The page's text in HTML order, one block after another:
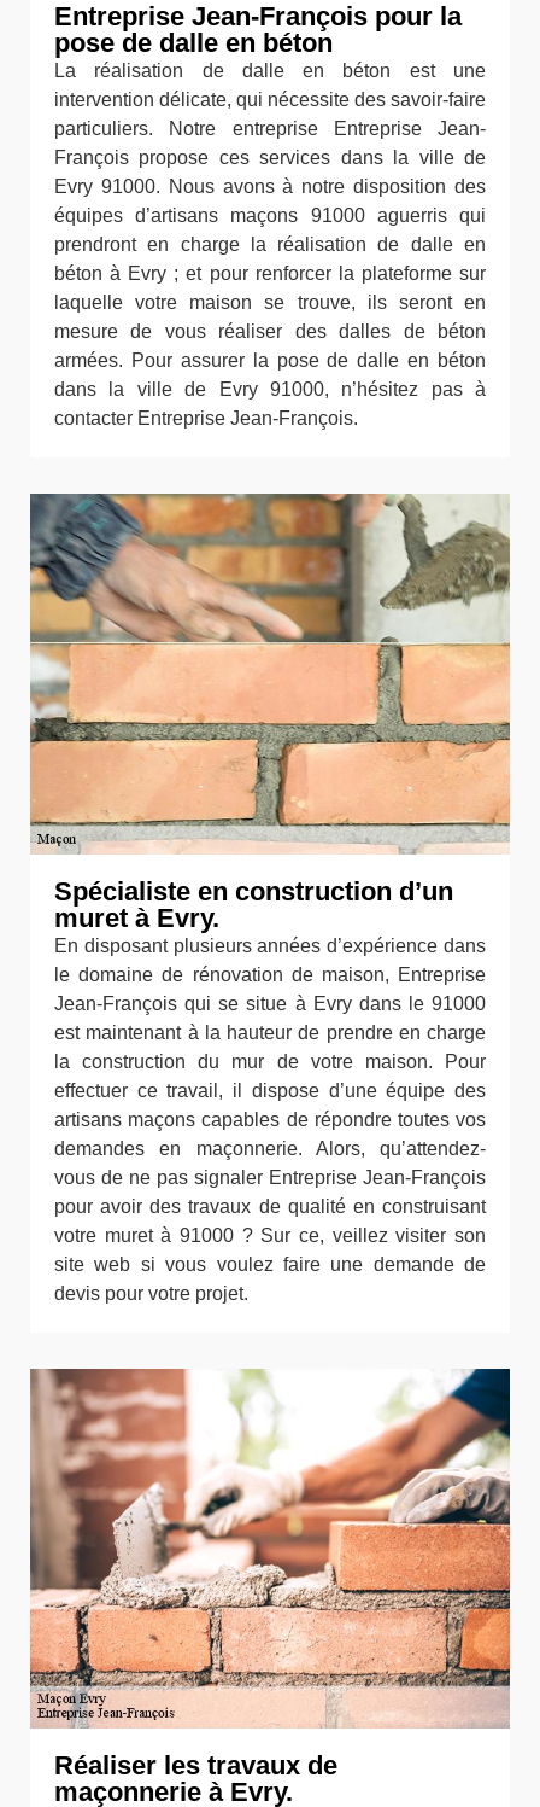
Entreprise Jean-François pour la
pose de dalle en béton
La réalisation de dalle en béton est une
intervention délicate, qui nécessite des savoir-faire
particuliers. Notre entreprise Entreprise Jean-
François propose ces services dans la ville de
Evry 91000. Nous avons à notre disposition des
équipes d’artisans maçons 91000 aguerris qui
prendront en charge la réalisation de dalle en
béton à Evry ; et pour renforcer la plateforme sur
laquelle votre maison se trouve, ils seront en
mesure de vous réaliser des dalles de béton
armées. Pour assurer la pose de dalle en béton
dans la ville de Evry 91000, n’hésitez pas à
contacter Entreprise Jean-François.
Spécialiste en construction d’un
muret à Evry.
En disposant plusieurs années d’expérience dans
le domaine de rénovation de maison, Entreprise
Jean-François qui se situe à Evry dans le 91000
est maintenant à la hauteur de prendre en charge
la construction du mur de votre maison. Pour
effectuer ce travail, il dispose d’une équipe des
artisans maçons capables de répondre toutes vos
demandes en maçonnerie. Alors, qu’attendez-
vous de ne pas signaler Entreprise Jean-François
pour avoir des travaux de qualité en construisant
votre muret à 91000 ? Sur ce, veillez visiter son
site web si vous voulez faire une demande de
devis pour votre projet.
Réaliser les travaux de
maçonnerie à Evry.